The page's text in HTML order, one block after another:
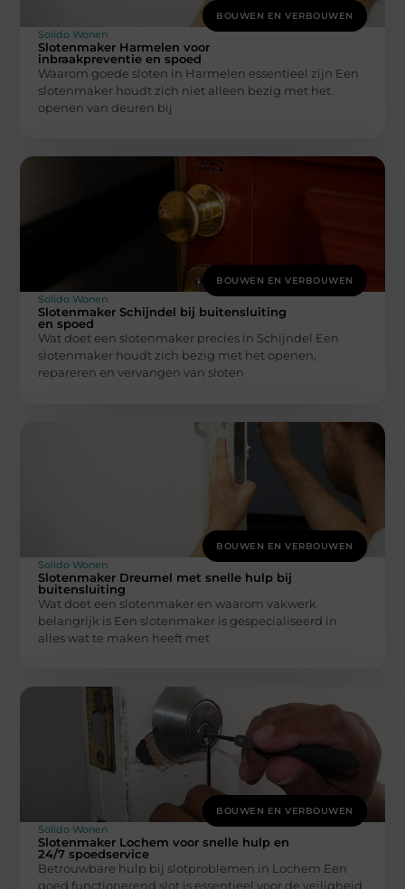
BOUWEN EN VERBOUWEN
Solido Wonen
Slotenmaker Harmelen voor
inbraakpreventie en spoed
Waarom goede sloten in Harmelen essentieel zijn Een
slotenmaker houdt zich niet alleen bezig met het
openen van deuren bij
BOUWEN EN VERBOUWEN
Solido Wonen
Slotenmaker Schijndel bij buitensluiting
en spoed
Wat doet een slotenmaker precies in Schijndel Een
slotenmaker houdt zich bezig met het openen,
repareren en vervangen van sloten
BOUWEN EN VERBOUWEN
Solido Wonen
Slotenmaker Dreumel met snelle hulp bij
buitensluiting
Wat doet een slotenmaker en waarom vakwerk
belangrijk is Een slotenmaker is gespecialiseerd in
alles wat te maken heeft met
BOUWEN EN VERBOUWEN
Solido Wonen
Slotenmaker Lochem voor snelle hulp en
24/7 spoedservice
Betrouwbare hulp bij slotproblemen in Lochem Een
goed functionerend slot is essentieel voor de veiligheid